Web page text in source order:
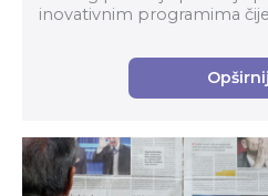
inovativnim programima